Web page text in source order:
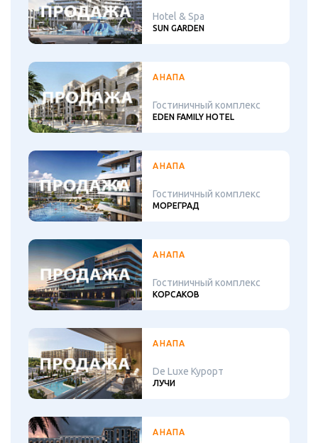
Hotel & Spa
SUN GARDEN
АНАПА
Гостиничный комплекс
EDEN FAMILY HOTEL
АНАПА
Гостиничный комплекс
МОРЕГРАД
АНАПА
Гостиничный комплекс
КОРСАКОВ
АНАПА
De Luxe Курорт
ЛУЧИ
АНАПА